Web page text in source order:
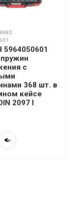
5964050601
с
368 шт. в
кейсе
2097 I